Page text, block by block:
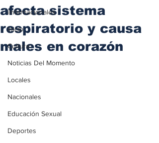
iInternacionales
Inicio
Cultura
Noticias Del Momento
Locales
Nacionales
Educación Sexual
Deportes
afecta sistema
respiratorio y causa
males en corazón